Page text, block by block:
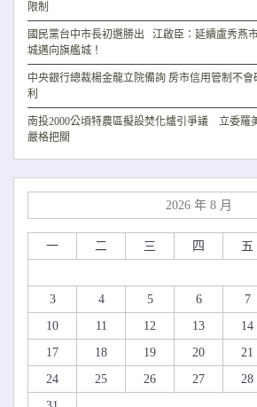
限制
國民黨台中市長初選勝出 江啟臣：延續盧秀燕
城邁向旗艦城！
中央銀行總裁楊金龍立院備詢 房市信用管制不
利
南投2000公頃特農區擬設焚化爐引爭議 立委羅
嚴格把關
2026 年 8 月
一 二 三 四 五
3
4 5 6 7
10
11 12 13 14
17
18 19 20 21
24
25 26 27 28